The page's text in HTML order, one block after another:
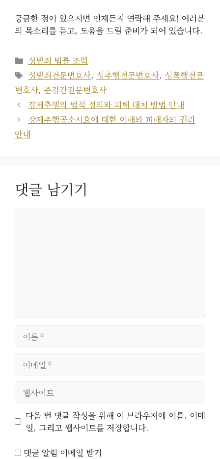
궁금한 점이 있으시면 언제든지 연락해 주세요! 여러분
의 목소리를 듣고, 도움을 드릴 준비가 되어 있습니다.
카
테
고
리
성범죄 법률 조력
태
그
성범죄전문변호사, 성추행전문변호사, 성폭행전문
변호사, 준강간전문변호사
강제추행의 법적 정의와 피해 대처 방법 안내
강제추행공소시효에 대한 이해와 피해자의 권리
안내
댓글 남기기
트
다음 번 댓글 작성을 위해 이 브라우저에 이름, 이메
일, 그리고 웹사이트를 저장합니다.
댓글 알림 이메일 받기